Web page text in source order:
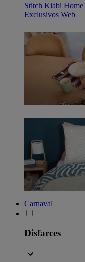
Stitch Kiabi Home
Exclusivos Web
Carnaval
Disfarces